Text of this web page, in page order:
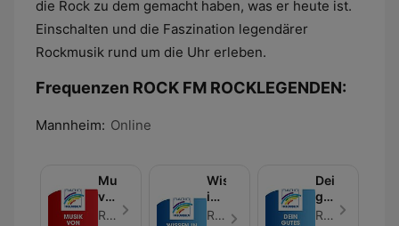
die Rock zu dem gemacht haben, was er heute ist.
Einschalten und die Faszination legendärer
Rockmusik rund um die Uhr erleben.
Frequenzen ROCK FM ROCKLEGENDEN:
Mannheim: Online
Musik
von
hier:
Radio Regenbogen - Folge 56
Wissen
in
wenigen
Radio Regenbogen - Folge 222
Dein
gutes
Recht:
Radio Regenbogen - Folge 178